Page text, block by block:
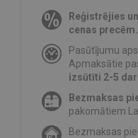
Reģistrējies
cenas precēm.
Pasūtījumu
Apmaksātie
izsūtīti 2-5
Bezmaksas
pakomātiem
Bezmaksas